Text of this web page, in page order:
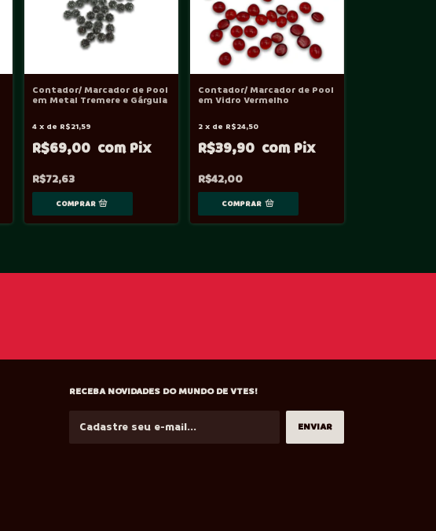
Contador/ Marcador de Pool
em Metal Tremere e Gárgula
R$72,63
R$69,00
4 x de R$21,59
Contador/ Marcador de Pool
em Vidro Vermelho
R$42,00
R$39,90
2 x de R$24,50
RECEBA NOVIDADES DO MUNDO DE VTES!